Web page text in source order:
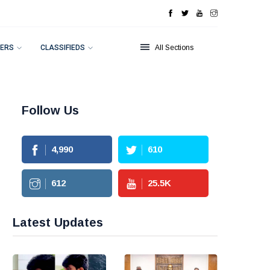
CLASSIFIEDS All Sections
Follow Us
4,990 610
612 25.5K
Latest Updates